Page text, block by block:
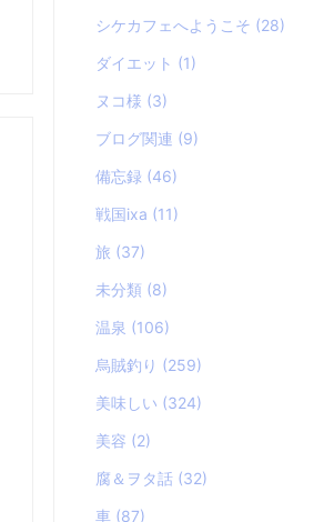
シケカフェへようこそ (28)
ダイエット (1)
ヌコ様 (3)
ブログ関連 (9)
備忘録 (46)
戦国ixa (11)
旅 (37)
未分類 (8)
温泉 (106)
烏賊釣り (259)
美味しい (324)
美容 (2)
腐＆ヲタ話 (32)
車 (87)